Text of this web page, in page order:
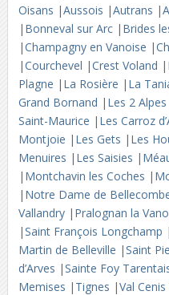
Oisans |Aussois |Autrans |
| Bonneval sur Arc | Brides
|Champagny en Vanoise |
|Courchevel |Crest Voland |
Plagne | La Rosière | La
Grand Bornand | Les 2 Alpes
Saint-Maurice | Les Carroz
Montjoie | Les Gets | Les
Menuires | Les Saisies |
| Montchavin les Coches |
| Notre Dame de
Vallandry | Pralognan la
|Saint François Longchamp |
Martin de Belleville |Saint
d’Arves |Sainte Foy
Memises | Tignes |Val